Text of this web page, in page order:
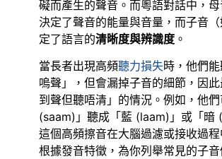
礙而產生的聲音。而粵語對話中，母
決定了聲音的能量與音量，而子音
定了語言的清晰度與辨識度 。
當長者出現高頻聽力損失時，他們
嗚聲」，但會漏掉子音的細節，因
到聲但聽唔清」的情況。例如，他
(saam)」聽成「藍 (laam)」或「暗
這個高頻擦音在大腦過濾或接收過
根據發音特徵，為你列舉常見的子音